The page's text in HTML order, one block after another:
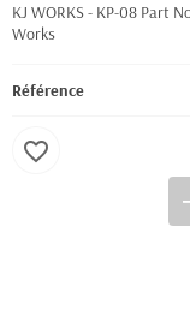
KJ WORKS - KP-08 Part
Works
Référence
favorite_border